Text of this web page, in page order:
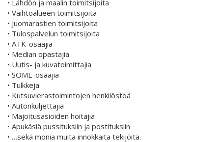
• Lähdön ja maalin toimitsijoita
• Vaihtoalueen toimitsijoita
• Juomarastien toimitsijoita
• Tulospalvelun toimitsijoita
• ATK-osaajia
• Median opastajia
• Uutis- ja kuvatoimittajia
• SOME-osaajia
• Tulkkeja
• Kutsuvierastoimintojen henkilöstöä
• Autonkuljettajia
• Majoitusasioiden hoitajia
• Apukäsiä pussituksiin ja postituksiin
• …sekä monia muita innokkaita tekijöitä.